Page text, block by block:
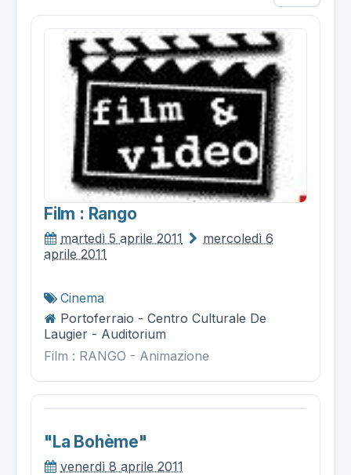
Film : Rango
martedì 5 aprile 2011
mercoledì 6
aprile 2011
Cinema
Portoferraio - Centro Culturale De
Laugier - Auditorium
Film : RANGO - Animazione
"la Bohème"
venerdì 8 aprile 2011